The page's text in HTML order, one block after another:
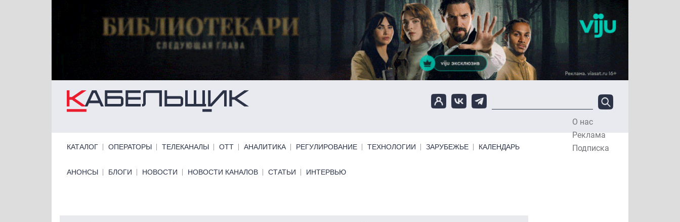
О нас
Реклама
Подписка
КАТАЛОГ ОПЕРАТОРЫ ТЕЛЕКАНАЛЫ ОТТ АНАЛИТИКА РЕГУЛИРОВАНИЕ ТЕХНОЛОГИИ ЗАРУБЕЖЬЕ КАЛЕНДАРЬ
Primary links bottom
АНОНСЫ БЛОГИ НОВОСТИ НОВОСТИ КАНАЛОВ СТАТЬИ ИНТЕРВЬЮ